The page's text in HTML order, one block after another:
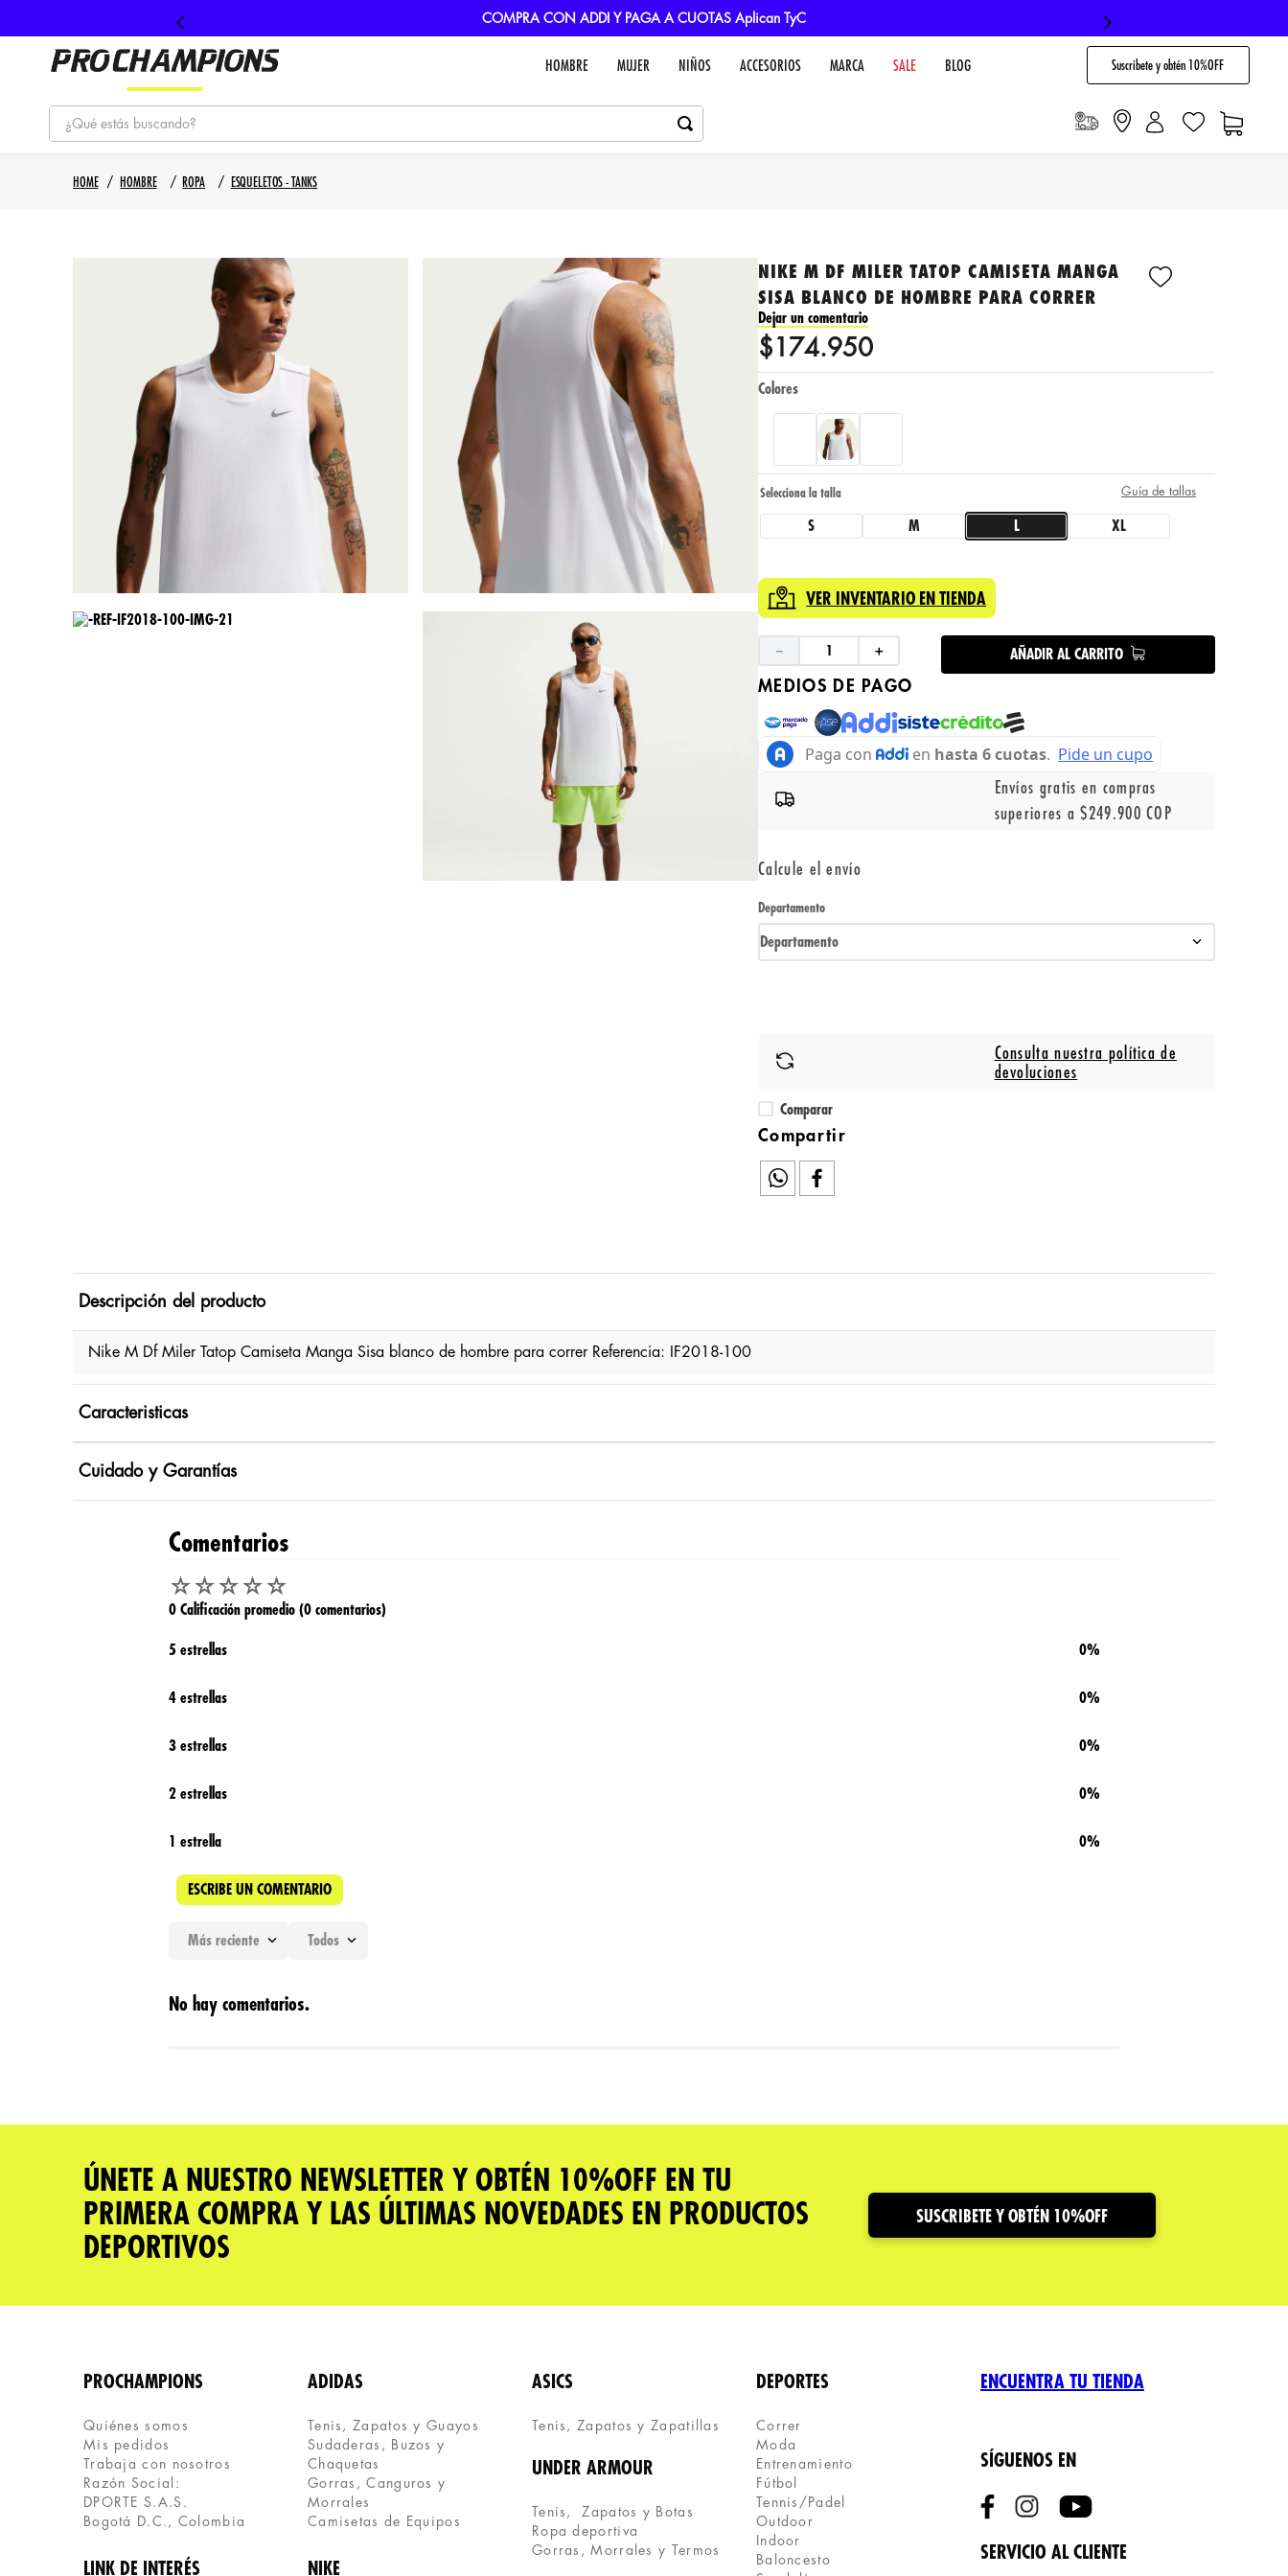
COMPRA CON ADDI Y PAGA A CUOTAS Aplican TyC
HOMBRE MUJER NIÑOS ACCESORIOS MARCA SALE BLOG Suscribete y obtén 10%OFF
¿Qué estás buscando?
1. tenis
3.
HOMBRE ROPA ESQUELETOS - TANKS
NIKE M DF MILER TATOP CAMISETA MANGA
SISA BLANCO DE HOMBRE PARA CORRER
Dejar un comentario
$ 174.950
Colores
S M L XL
Guía de tallas
VER INVENTARIO EN TIENDA
＋
－ AÑADIR AL CARRITO
MEDIOS DE PAGO
Envíos gratis en compras
superiores a $249.900 COP
Calcule el envío
Departamento
Departamento
Consulta nuestra política de
devoluciones
Comparar
Descripción del producto
Nike M Df Miler Tatop Camiseta Manga Sisa blanco de hombre para correr Referencia: IF2018-100
Caracteristicas
Cuidado y Garantías
Comentarios
☆☆☆☆☆
0 Calificación promedio (0 comentarios)
5 estrellas 0%
4 estrellas 0%
3 estrellas 0%
2 estrellas 0%
1 estrella 0%
ESCRIBE UN COMENTARIO
★★★★★
Dirección de email
ENVIAR COMENTARIO
Más reciente Todos
No hay comentarios.
ÚNETE A NUESTRO NEWSLETTER Y OBTÉN 10%OFF EN TU
PRIMERA COMPRA Y LAS ÚLTIMAS NOVEDADES EN PRODUCTOS
DEPORTIVOS
SUSCRIBETE Y OBTÉN 10%OFF
PROCHAMPIONS
Quiénes somos
Mis pedidos
Trabaja con nosotros
Razón Social:
DPORTE S.A.S.
Bogotá D.C., Colombia
LINK DE INTERÉS
ADIDAS
Tenis, Zapatos y Guayos
Sudaderas, Buzos y
Chaquetas
Gorras, Canguros y
Morrales
Camisetas de Equipos
NIKE
ASICS
Tenis, Zapatos y Zapatillas
UNDER ARMOUR
Tenis,  Zapatos y Botas
Ropa deportiva
Gorras, Morrales y Termos
DEPORTES
Correr
Moda
Entrenamiento
Fútbol
Tennis/Padel
Outdoor
Indoor
Baloncesto
ENCUENTRA TU TIENDA
SÍGUENOS EN
SERVICIO AL CLIENTE